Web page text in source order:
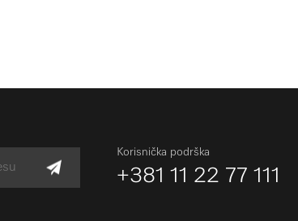
Korisnička podrška
+381 11 22 77 111